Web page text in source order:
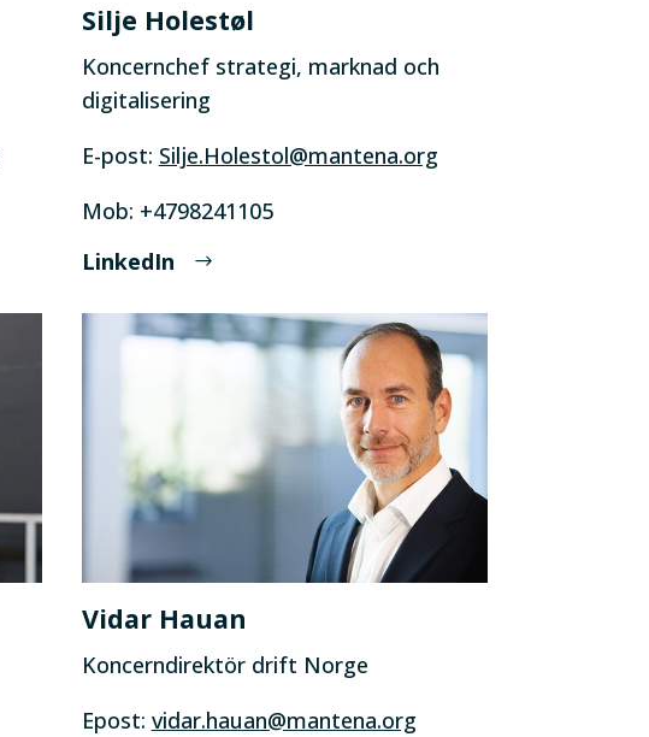
Silje Holestøl
Koncernchef strategi, marknad och
digitalisering
E-post: Silje.Holestol@mantena.org
Mob: +4798241105
LinkedIn
Vidar Hauan
Koncerndirektör drift Norge
Epost: vidar.hauan@mantena.org